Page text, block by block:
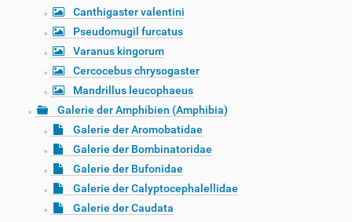
Canthigaster valentini
Pseudomugil furcatus
Varanus kingorum
Cercocebus chrysogaster
Mandrillus leucophaeus
Galerie der Amphibien (Amphibia)
Galerie der Aromobatidae
Galerie der Bombinatoridae
Galerie der Bufonidae
Galerie der Calyptocephalellidae
Galerie der Caudata